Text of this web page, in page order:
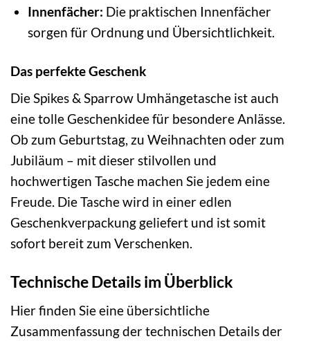
Innenfächer: Die praktischen Innenfächer
sorgen für Ordnung und Übersichtlichkeit.
Das perfekte Geschenk
Die Spikes & Sparrow Umhängetasche ist auch
eine tolle Geschenkidee für besondere Anlässe.
Ob zum Geburtstag, zu Weihnachten oder zum
Jubiläum – mit dieser stilvollen und
hochwertigen Tasche machen Sie jedem eine
Freude. Die Tasche wird in einer edlen
Geschenkverpackung geliefert und ist somit
sofort bereit zum Verschenken.
Technische Details im Überblick
Hier finden Sie eine übersichtliche
Zusammenfassung der technischen Details der